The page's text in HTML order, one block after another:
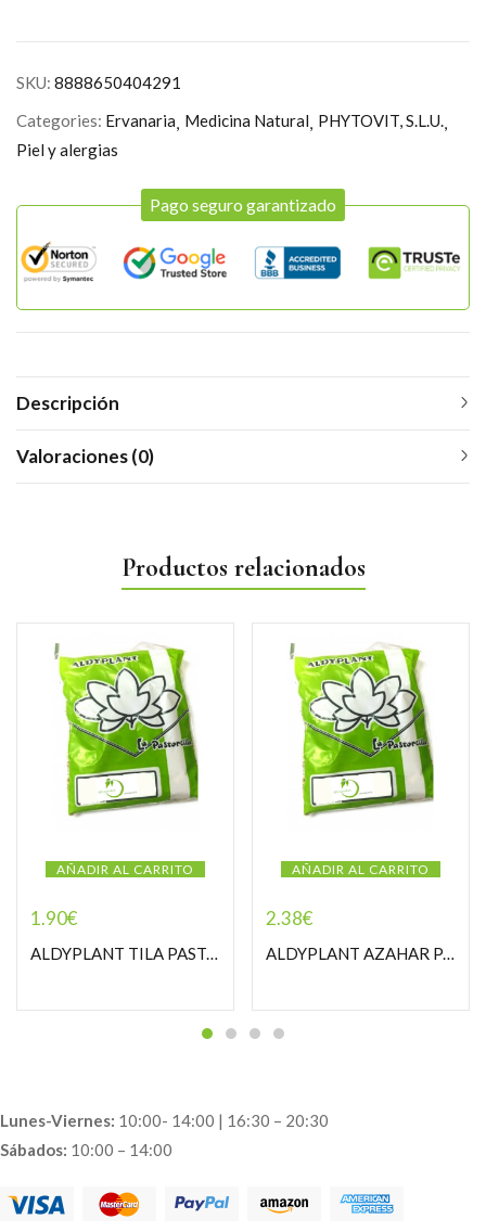
SKU: 8888650404291
Categories: Ervanaria Medicina Natural PHYTOVIT, S.L.U.
Piel y alergias
Pago seguro garantizado
Descripción
Valoraciones (0)
Productos relacionados
AÑADIR AL CARRITO
1.90€
ALDYPLANT TILA PASTORCILLA
AÑADIR AL CARRITO
2.38€
ALDYPLANT AZAHAR PASTORCILLA
Lunes-Viernes: 10:00- 14:00 | 16:30 – 20:30
Sábados: 10:00 – 14:00